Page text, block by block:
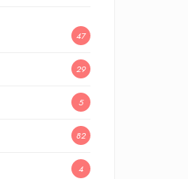
47
29
5
82
4